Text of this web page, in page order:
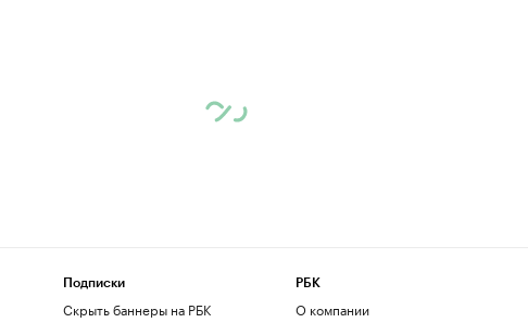
Подписки
Скрыть баннеры на РБК
РБК
О компании